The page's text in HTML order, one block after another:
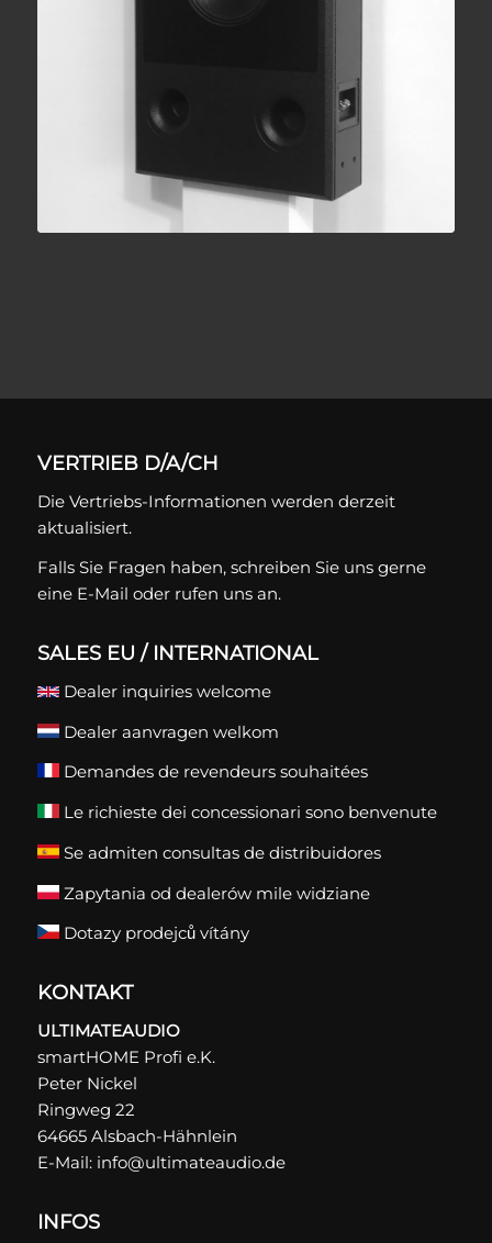
VERTRIEB D/A/CH
Die Vertriebs-Informationen werden derzeit
aktualisiert.
Falls Sie Fragen haben, schreiben Sie uns gerne
eine E-Mail oder rufen uns an.
SALES EU / INTERNATIONAL
Dealer inquiries welcome
Dealer aanvragen welkom
Demandes de revendeurs souhaitées
Le richieste dei concessionari sono benvenute
Se admiten consultas de distribuidores
Zapytania od dealerów mile widziane
Dotazy prodejců vítány
KONTAKT
ULTIMATEAUDIO
smartHOME Profi e.K.
Peter Nickel
Ringweg 22
64665 Alsbach-Hähnlein
E-Mail: info@ultimateaudio.de
INFOS